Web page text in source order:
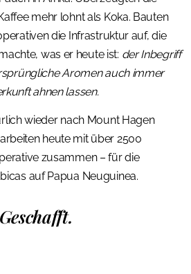
mehr lohnt als Koka. Bauten
die Infrastruktur auf, die
was er heute ist: der Inbegriff
Aromen auch immer
ahnen lassen.
wieder nach Mount Hagen
heute mit über 2500
zusammen – für die
auf Papua Neuguinea.
Geschafft.